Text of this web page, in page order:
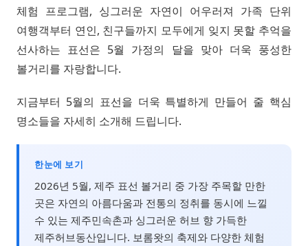
체험 프로그램, 싱그러운 자연이 어우러져 가족 단위
여행객부터 연인, 친구들까지 모두에게 잊지 못할 추억을
선사하는 표선은 5월 가정의 달을 맞아 더욱 풍성한
볼거리를 자랑합니다.
지금부터 5월의 표선을 더욱 특별하게 만들어 줄 핵심
명소들을 자세히 소개해 드립니다.
한눈에 보기
2026년 5월, 제주 표선 볼거리 중 가장 주목할 만한
곳은 자연의 아름다움과 전통의 정취를 동시에 느낄
수 있는 제주민속촌과 싱그러운 허브 향 가득한
제주허브동산입니다. 보롬왓의 축제와 다양한 체험